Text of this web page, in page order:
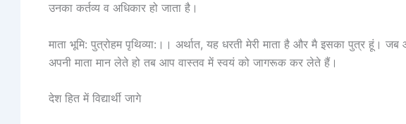
उनका कर्तव्य व अधिकार हो जाता है।
माता भूमि: पुत्रोहम पृथिव्या:।। अर्थात, यह धरती मेरी माता है और मै इसका पुत्र हूं।
अपनी माता मान लेते हो तब आप वास्तव में स्वयं को जागरूक कर लेते हैं।
देश हित में विद्यार्थी जागे